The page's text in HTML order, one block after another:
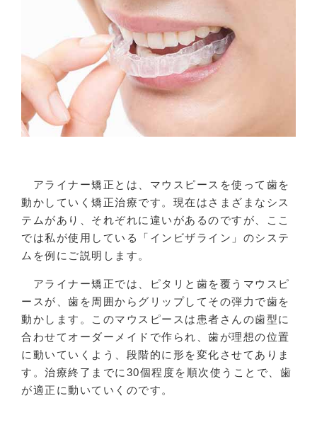
アライナー矯正とは、マウスピースを使って歯を
動かしていく矯正治療です。現在はさまざまなシス
テムがあり、それぞれに違いがあるのですが、ここ
では私が使用している「インビザライン」のシステ
ムを例にご説明します。
アライナー矯正では、ピタリと歯を覆うマウスピ
ースが、歯を周囲からグリップしてその弾力で歯を
動かします。このマウスピースは患者さんの歯型に
合わせてオーダーメイドで作られ、歯が理想の位置
に動いていくよう、段階的に形を変化させてありま
す。治療終了までに30個程度を順次使うことで、歯
が適正に動いていくのです。